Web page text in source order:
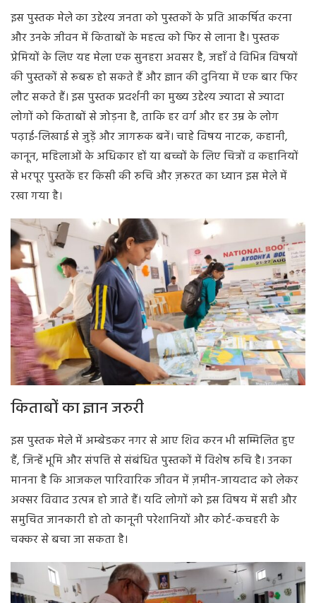
इस पुस्तक मेले का उद्देश्य जनता को पुस्तकों के प्रति आकर्षित करना
और उनके जीवन में किताबों के महत्व को फिर से लाना है। पुस्तक
प्रेमियों के लिए यह मेला एक सुनहरा अवसर है, जहाँ वे विभिन्न विषयों
की पुस्तकों से रूबरू हो सकते हैं और ज्ञान की दुनिया में एक बार फिर
लौट सकते हैं। इस पुस्तक प्रदर्शनी का मुख्य उद्देश्य ज्यादा से ज्यादा
लोगों को किताबों से जोड़ना है, ताकि हर वर्ग और हर उम्र के लोग
पढ़ाई-लिखाई से जुड़ें और जागरूक बनें। चाहे विषय नाटक, कहानी,
कानून, महिलाओं के अधिकार हों या बच्चों के लिए चित्रों व कहानियों
से भरपूर पुस्तकें हर किसी की रुचि और ज़रूरत का ध्यान इस मेले में
रखा गया है।
किताबों का ज्ञान जरुरी
इस पुस्तक मेले में अम्बेडकर नगर से आए शिव करन भी सम्मिलित हुए
हैं, जिन्हें भूमि और संपत्ति से संबंधित पुस्तकों में विशेष रुचि है। उनका
मानना है कि आजकल पारिवारिक जीवन में ज़मीन-जायदाद को लेकर
अक्सर विवाद उत्पन्न हो जाते हैं। यदि लोगों को इस विषय में सही और
समुचित जानकारी हो तो कानूनी परेशानियों और कोर्ट-कचहरी के
चक्कर से बचा जा सकता है।